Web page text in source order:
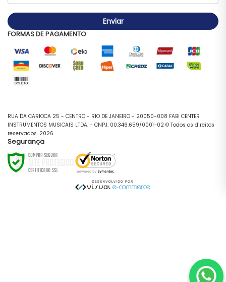
Enviar
FORMAS DE PAGAMENTO
RUA DA CARIOCA 25 - CENTRO - RIO DE JANEIRO - 20050-008 FABI CENTER
INSTRUMENTOS MUSICAIS LTDA. - CNPJ: 00.346.659/0001-02 © Todos os direitos
reservados. 2026
Segurança